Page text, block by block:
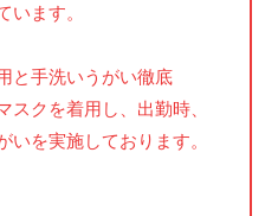
います。
と手洗いうがい徹底
スクを着用し、出勤時、
いを実施しております。